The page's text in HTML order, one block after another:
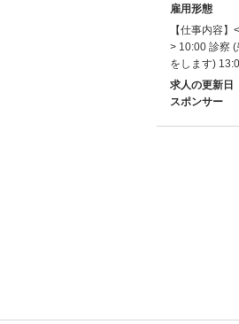
雇用形態
【仕事内容
> 10:00 診察
をします)
求人の更新日
スポンサー